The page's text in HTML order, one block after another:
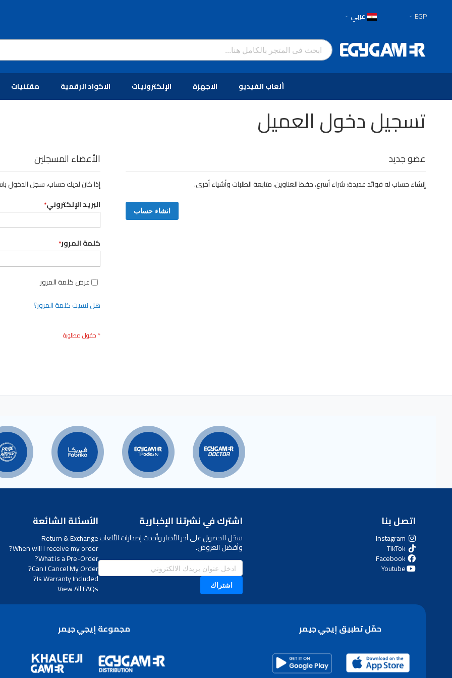
العملة
EGP
إلى
المحتوى
لغة عربي
ألعاب الفيديو الاجهزة الإلكترونيات الاكواد الرقمية مقتنيات
تسجيل دخول العميل
الأعضاء المسجلين
إذا كان لديك حساب، سجل الدخول
البريد الإلكتروني
كلمة المرور
عرض كلمة المرور
هل نسيت كلمة المرور؟
عضو جديد
إنشاء حساب له فوائد عديدة: شراء أسرع، حفظ العناوين، متابعة الطلبات وأشياء أخرى.
انشاء حساب
اتصل بنا
Instagram
TikTok
Facebook
Youtube
اشترك في نشرتنا الإخبارية
سجّل للحصول على آخر الأخبار وأحدث إصدارات الألعاب
وأفضل العروض.
اشتراك
الأسئلة الشائعة
Return & Exchange
When will I receive my order?
What is a Pre-Order?
Can I Cancel My Order?
Is Warranty Included?
View All FAQs
حمّل تطبيق إيجي جيمر مجموعة إيجي جيمر